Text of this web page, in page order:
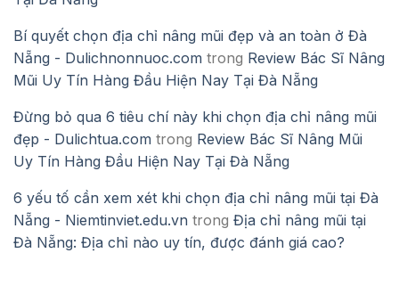
Bí quyết chọn địa chỉ nâng mũi đẹp và an toàn ở Đà
Nẵng - Dulichnonnuoc.com trong Review Bác Sĩ Nâng
Mũi Uy Tín Hàng Đầu Hiện Nay Tại Đà Nẵng
Đừng bỏ qua 6 tiêu chí này khi chọn địa chỉ nâng mũi
đẹp - Dulichtua.com trong Review Bác Sĩ Nâng Mũi
Uy Tín Hàng Đầu Hiện Nay Tại Đà Nẵng
6 yếu tố cần xem xét khi chọn địa chỉ nâng mũi tại Đà
Nẵng - Niemtinviet.edu.vn trong Địa chỉ nâng mũi tại
Đà Nẵng: Địa chỉ nào uy tín, được đánh giá cao?